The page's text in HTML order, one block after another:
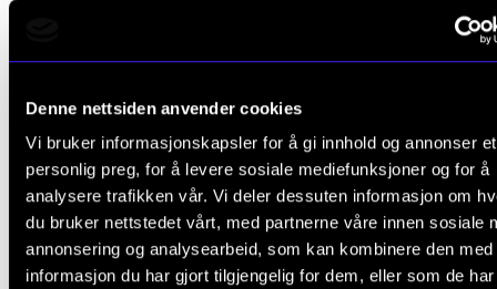
Denne nettsiden anvender cookies
Vi bruker informasjonskapsler for å gi innhold og annonser et
personlig preg, for å levere sosiale mediefunksjoner og for å
analysere trafikken vår. Vi deler dessuten informasjon om
du bruker nettstedet vårt, med partnerne våre innen sosiale
annonsering og analysearbeid, som kan kombinere den med
informasjon du har gjort tilgjengelig for dem, eller som de
studentfremlegg, gruppearbeid og
til timer der det ikke foreligger relevant faglitteratur
gjelder vil framkomme av semesterplanen.
2. Studenten skal gjennomføre to presentasjoner for
studentgruppen, normalt én per studieår. Tema for
presentasjonene koordineres med faglærer.
Presentasjonene kan holdes som et foredrag eller